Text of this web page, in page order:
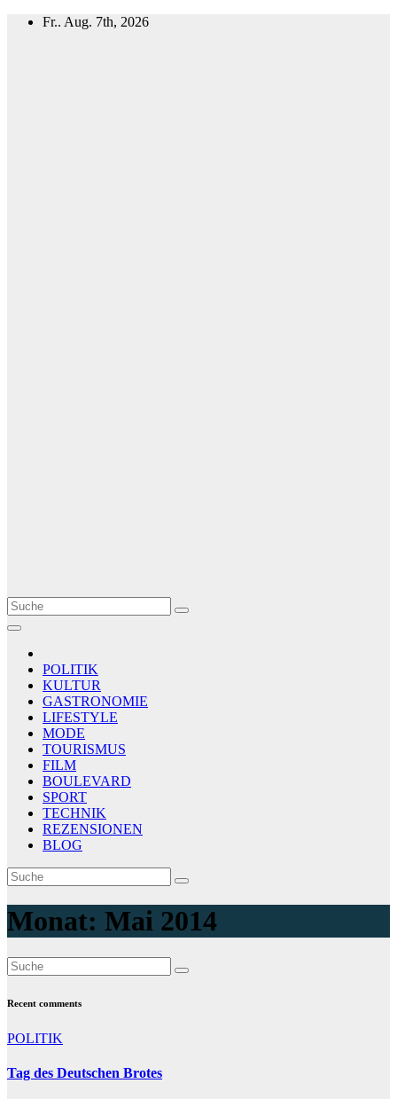
Zum
Fr.. Aug. 7th, 2026
Le Matin
AGENCE DE PRESSE
POLITIK
KULTUR
GASTRONOMIE
LIFESTYLE
MODE
TOURISMUS
FILM
BOULEVARD
SPORT
TECHNIK
REZENSIONEN
BLOG
Monat: Mai 2014
Recent comments
POLITIK
Tag des Deutschen Brotes